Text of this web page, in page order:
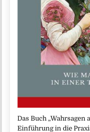
Das Buch „Wahrsagen
Einführung in die